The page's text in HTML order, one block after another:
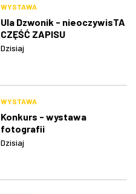
WYSTAWA
Ula Dzwonik - nieoczywisTA
CZĘŚĆ ZAPISU
Dzisiaj
WYSTAWA
Konkurs - wystawa
fotografii
Dzisiaj